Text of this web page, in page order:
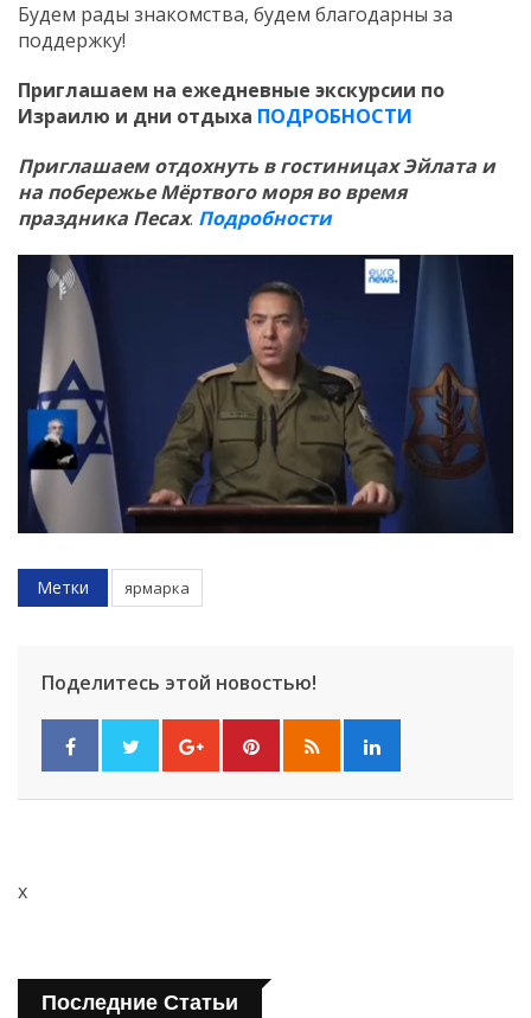
Будем рады знакомства, будем благодарны за
поддержку!
Приглашаем на ежедневные экскурсии по
Израилю и дни отдыха ПОДРОБНОСТИ
Приглашаем отдохнуть в гостиницах Эйлата и
на побережье Мёртвого моря во время
праздника Песах. Подробности
Метки ярмарка
Поделитесь этой новостью!
x
Последние Статьи